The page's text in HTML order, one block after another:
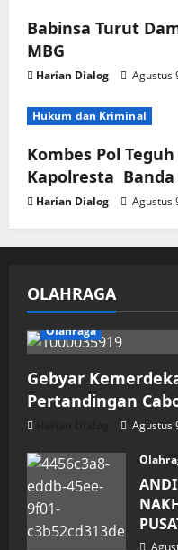
Babinsa Turut
MBG
Harian Dialog Agustus
Hukum dan Kriminal
Kombes Pol
Kapolresta Banda
Harian Dialog Agustus
OLAHRAGA
Olahraga
Gebyar
Pertandingan
Agustus
ANDI